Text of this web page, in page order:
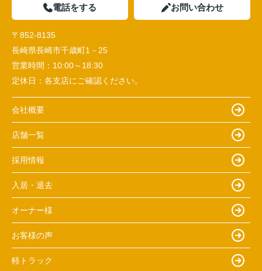
電話をする お問い合わせ
〒852-8135
長崎県長崎市千歳町1－25
営業時間： 10:00～18:30
定休日： 各支店にご確認ください。
会社概要
店舗一覧
採用情報
入居・退去
オーナー様
お客様の声
軽トラック